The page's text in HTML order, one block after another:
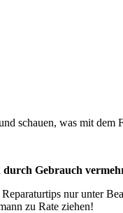
schauen, was mit dem
durch Gebrauch
nur unter
zu Rate ziehen!